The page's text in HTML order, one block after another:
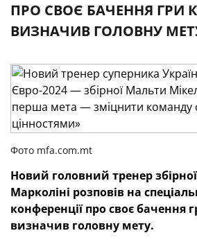
ПРО СВОЄ БАЧЕННЯ ГРИ
ВИЗНАЧИВ ГОЛОВНУ
Фото mfa.com.mt
Новий головний тренер
Марколіні розповів на
конференції про своє бачення
визначив головну мету.